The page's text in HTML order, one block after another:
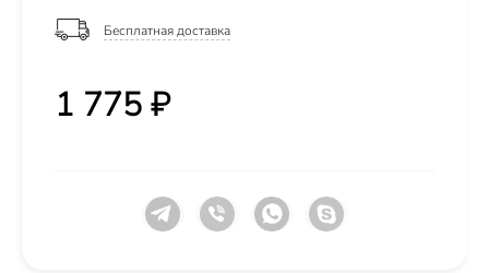
Бесплатная доставка
1 775 ₽